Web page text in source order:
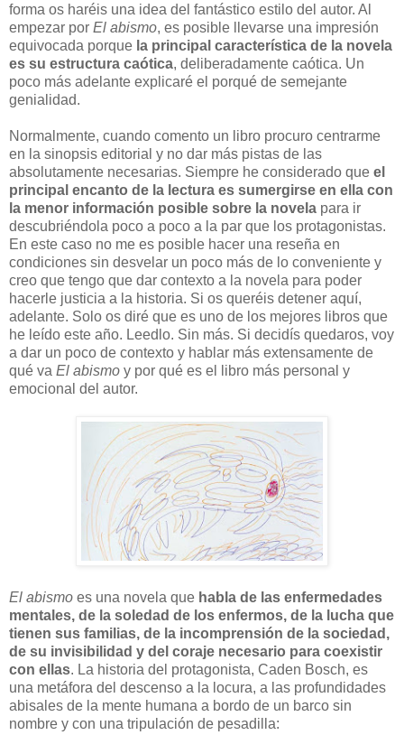
forma os haréis una idea del fantástico estilo del autor. Al
empezar por El abismo, es posible llevarse una impresión
equivocada porque la principal característica de la novela
es su estructura caótica, deliberadamente caótica. Un
poco más adelante explicaré el porqué de semejante
genialidad.
Normalmente, cuando comento un libro procuro centrarme
en la sinopsis editorial y no dar más pistas de las
absolutamente necesarias. Siempre he considerado que el
principal encanto de la lectura es sumergirse en ella con
la menor información posible sobre la novela para ir
descubriéndola poco a poco a la par que los protagonistas.
En este caso no me es posible hacer una reseña en
condiciones sin desvelar un poco más de lo conveniente y
creo que tengo que dar contexto a la novela para poder
hacerle justicia a la historia. Si os queréis detener aquí,
adelante. Solo os diré que es uno de los mejores libros que
he leído este año. Leedlo. Sin más. Si decidís quedaros, voy
a dar un poco de contexto y hablar más extensamente de
qué va El abismo y por qué es el libro más personal y
emocional del autor.
El abismo es una novela que habla de las enfermedades
mentales, de la soledad de los enfermos, de la lucha que
tienen sus familias, de la incomprensión de la sociedad,
de su invisibilidad y del coraje necesario para coexistir
con ellas. La historia del protagonista, Caden Bosch, es
una metáfora del descenso a la locura, a las profundidades
abisales de la mente humana a bordo de un barco sin
nombre y con una tripulación de pesadilla: